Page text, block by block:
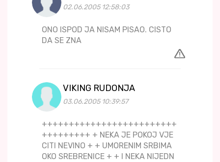
02.06.2005 12:58:03
ONO ISPOD JA NISAM PISAO. CISTO
DA SE ZNA
VIKING RUDONJA
03.06.2005 10:39:57
+++++++++++++++++++++++++
+++++++++ + NEKA JE POKOJ VJE
CITI NEVINO + + UMORENIM SRBIMA
OKO SREBRENICE + + I NEKA NIJEDN